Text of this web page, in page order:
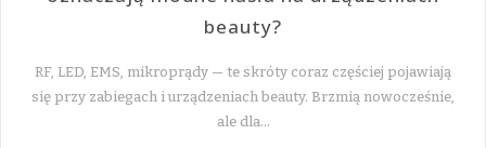
beauty?
RF, LED, EMS, mikroprądy — te skróty coraz częściej pojawiają
się przy zabiegach i urządzeniach beauty. Brzmią nowocześnie,
ale dla…